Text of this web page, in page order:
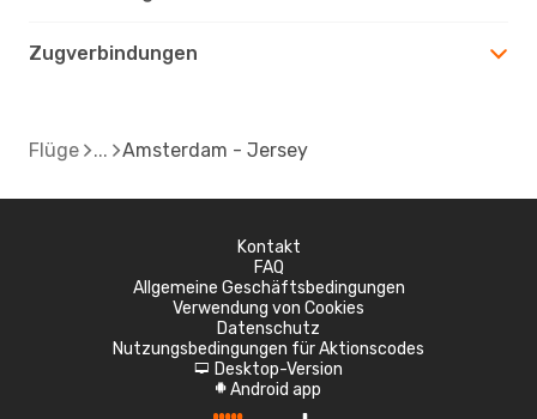
Zugverbindungen
Flüge Amsterdam - Jersey
Kontakt
FAQ
Allgemeine Geschäftsbedingungen
Verwendung von Cookies
Datenschutz
Nutzungsbedingungen für Aktionscodes
d Desktop-Version
A Android app